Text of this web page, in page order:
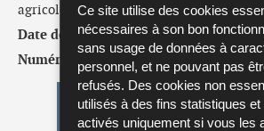
Ce site utilise des cookies
nécessaires à son bon
sans usage de données à
personnel, et ne pouvant pas
refusés. Des cookies non
utilisés à des fins statistiques et
activés uniquement si vous les
agricoles
Date de l'avis :30/06/2026
Numéro de l'avis :62.582
Pour en savoir